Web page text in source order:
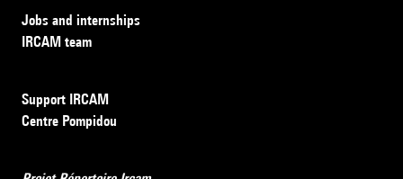
Jobs and internships
IRCAM team
Support IRCAM
Centre Pompidou